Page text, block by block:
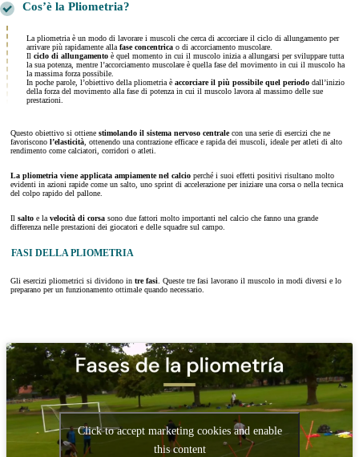
Cos’è la Pliometria?
La pliometria è un modo di lavorare i muscoli che cerca di accorciare il ciclo di allungamento per
arrivare più rapidamente alla fase concentrica o di accorciamento muscolare.
Il ciclo di allungamento è quel momento in cui il muscolo inizia a allungarsi per sviluppare tutta
la sua potenza, mentre l’accorciamento muscolare è quella fase del movimento in cui il muscolo ha
la massima forza possibile.
In poche parole, l’obiettivo della pliometria è accorciare il più possibile quel periodo dall’inizio
della forza del movimento alla fase di potenza in cui il muscolo lavora al massimo delle sue
prestazioni.
Questo obiettivo si ottiene stimolando il sistema nervoso centralecon una serie di esercizi che ne
favoriscono l’elasticità , ottenendo una contrazione efficace e rapida dei muscoli, ideale per atleti di alto
rendimento come calciatori, corridori o atleti.
La pliometria viene applicata ampiamente nel calcio perché i suoi effetti positivi risultano molto
evidenti in azioni rapide come un salto, uno sprint di accelerazione per iniziare una corsa o nella tecnica
del colpo rapido del pallone.
Il salto e la velocità di corsa sono due fattori molto importanti nel calcio che fanno una grande
differenza nelle prestazioni dei giocatori e delle squadre sul campo.
FASI DELLA PLIOMETRIA
Gli esercizi pliometrici si dividono in tre fasi . Queste tre fasi lavorano il muscolo in modi diversi e lo
preparano per un funzionamento ottimale quando necessario.
Click to accept marketing cookies and enable
this content